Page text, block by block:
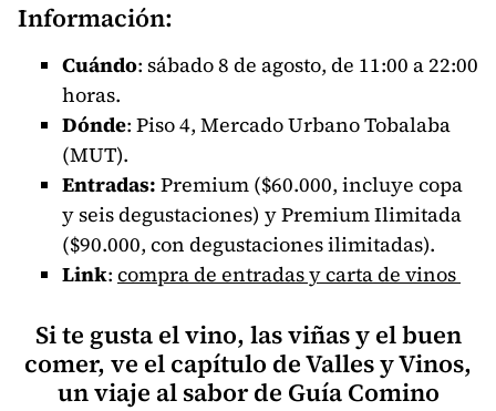
Información:
Cuándo: sábado 8 de agosto, de 11:00 a 22:00
horas.
Dónde: Piso 4, Mercado Urbano Tobalaba
(MUT).
Entradas: Premium ($60.000, incluye copa
y seis degustaciones) y Premium Ilimitada
($90.000, con degustaciones ilimitadas).
Link: compra de entradas y carta de vinos
Si te gusta el vino, las viñas y el buen
comer, ve el capítulo de Valles y Vinos,
un viaje al sabor de Guía Comino